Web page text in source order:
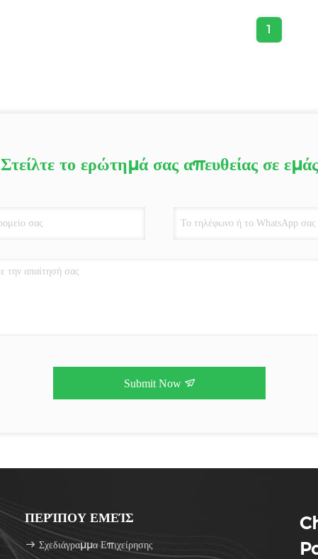
1
Στείλτε το ερώτημά σας απευθείας σε εμάς
Submit Now
ΠΕΡΊΠΟΥ ΕΜΕΊΣ
Σχεδιάγραμμα Επιχείρησης